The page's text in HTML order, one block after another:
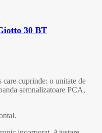
30 BT
care cuprinde: o unitate de
semnalizatoare PCA,